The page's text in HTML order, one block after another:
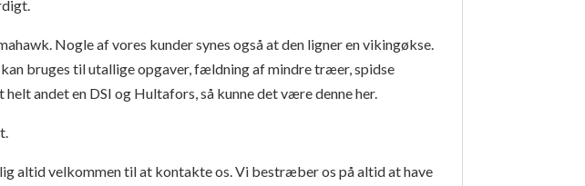
Nogle af vores kunder synes også at den ligner en vikingøkse.
bruges til utallige opgaver, fældning af mindre træer, spidse
andet en DSI og Hultafors, så kunne det være denne her.
altid velkommen til at kontakte os. Vi bestræber os på altid at have